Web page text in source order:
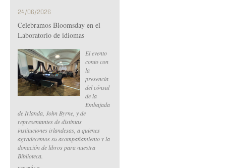
24/06/2026
Celebramos Bloomsday en el
Laboratorio de idiomas
El evento
conto con
la
presencia
del cónsul
de la
Embajada
de Irlanda, John Byrne, y de
representantes de distintas
instituciones irlandesas, a quienes
agradecemos su acompañamiento y la
donación de libros para nuestra
Biblioteca.